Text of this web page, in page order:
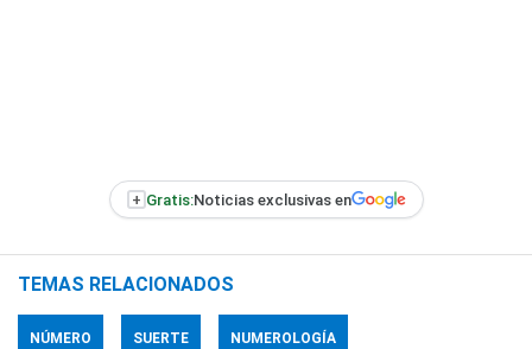
+ Gratis:Noticias exclusivas en
TEMAS RELACIONADOS
NÚMERO SUERTE NUMEROLOGÍA